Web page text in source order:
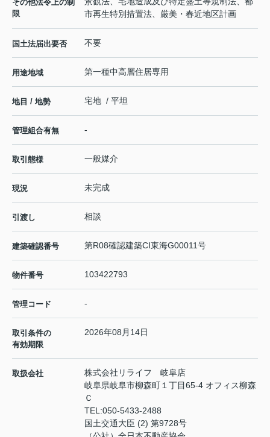
その他法令上の制
限
市再生特別措置法、厳美・春近地区計画
国土法届出要否 不要
用途地域 第一種中高層住居専用
地目 / 地勢 宅地 / 平坦
管理組合有無 -
取引態様 一般媒介
現況 未完成
引渡し 相談
建築確認番号 第R08確認建築CI東海G00011号
物件番号 103422793
管理コード -
取引条件の
有効期限
2026年08月14日
取扱会社
株式会社リライフ 岐阜店
岐阜県岐阜市柳森町１丁目65-4 オフィス柳森
Ｃ
TEL:050-5433-2488
国土交通大臣 (2) 第9728号